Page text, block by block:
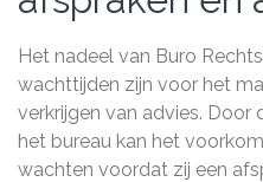
Het nadeel van Buro
wachttijden zijn voor het
verkrijgen van advies. Door
het bureau kan het
wachten voordat zij een